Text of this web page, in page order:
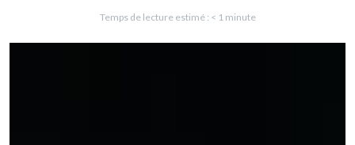
Temps de lecture estimé : < 1 minute